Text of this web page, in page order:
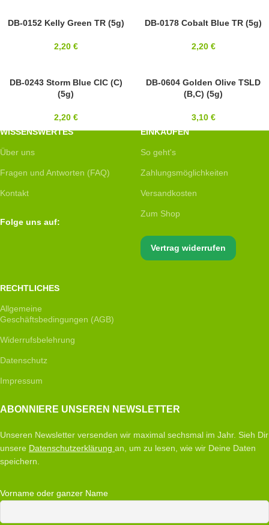
11/0
DB-0152 Kelly Green TR (5g)
2,20 €
11/0
DB-0178 Cobalt Blue TR (5g)
2,20 €
11/0
DB-0243 Storm Blue CIC (C)
(5g)
2,20 €
11/0
DB-0604 Golden Olive TSLD
(B,C) (5g)
3,10 €
WISSENSWERTES
Über uns
Fragen und Antworten (FAQ)
Kontakt
Folge uns auf:
EINKAUFEN
So geht's
Zahlungsmöglichkeiten
Versandkosten
Zum Shop
Vertrag widerrufen
RECHTLICHES
Allgemeine
Geschäftsbedingungen (AGB)
Widerrufsbelehrung
Datenschutz
Impressum
ABONNIERE UNSEREN NEWSLETTER
Unseren Newsletter versenden wir maximal sechsmal im Jahr. Sieh Dir
unsere Datenschutzerklärung an, um zu lesen, wie wir Deine Daten
speichern.
Vorname oder ganzer Name